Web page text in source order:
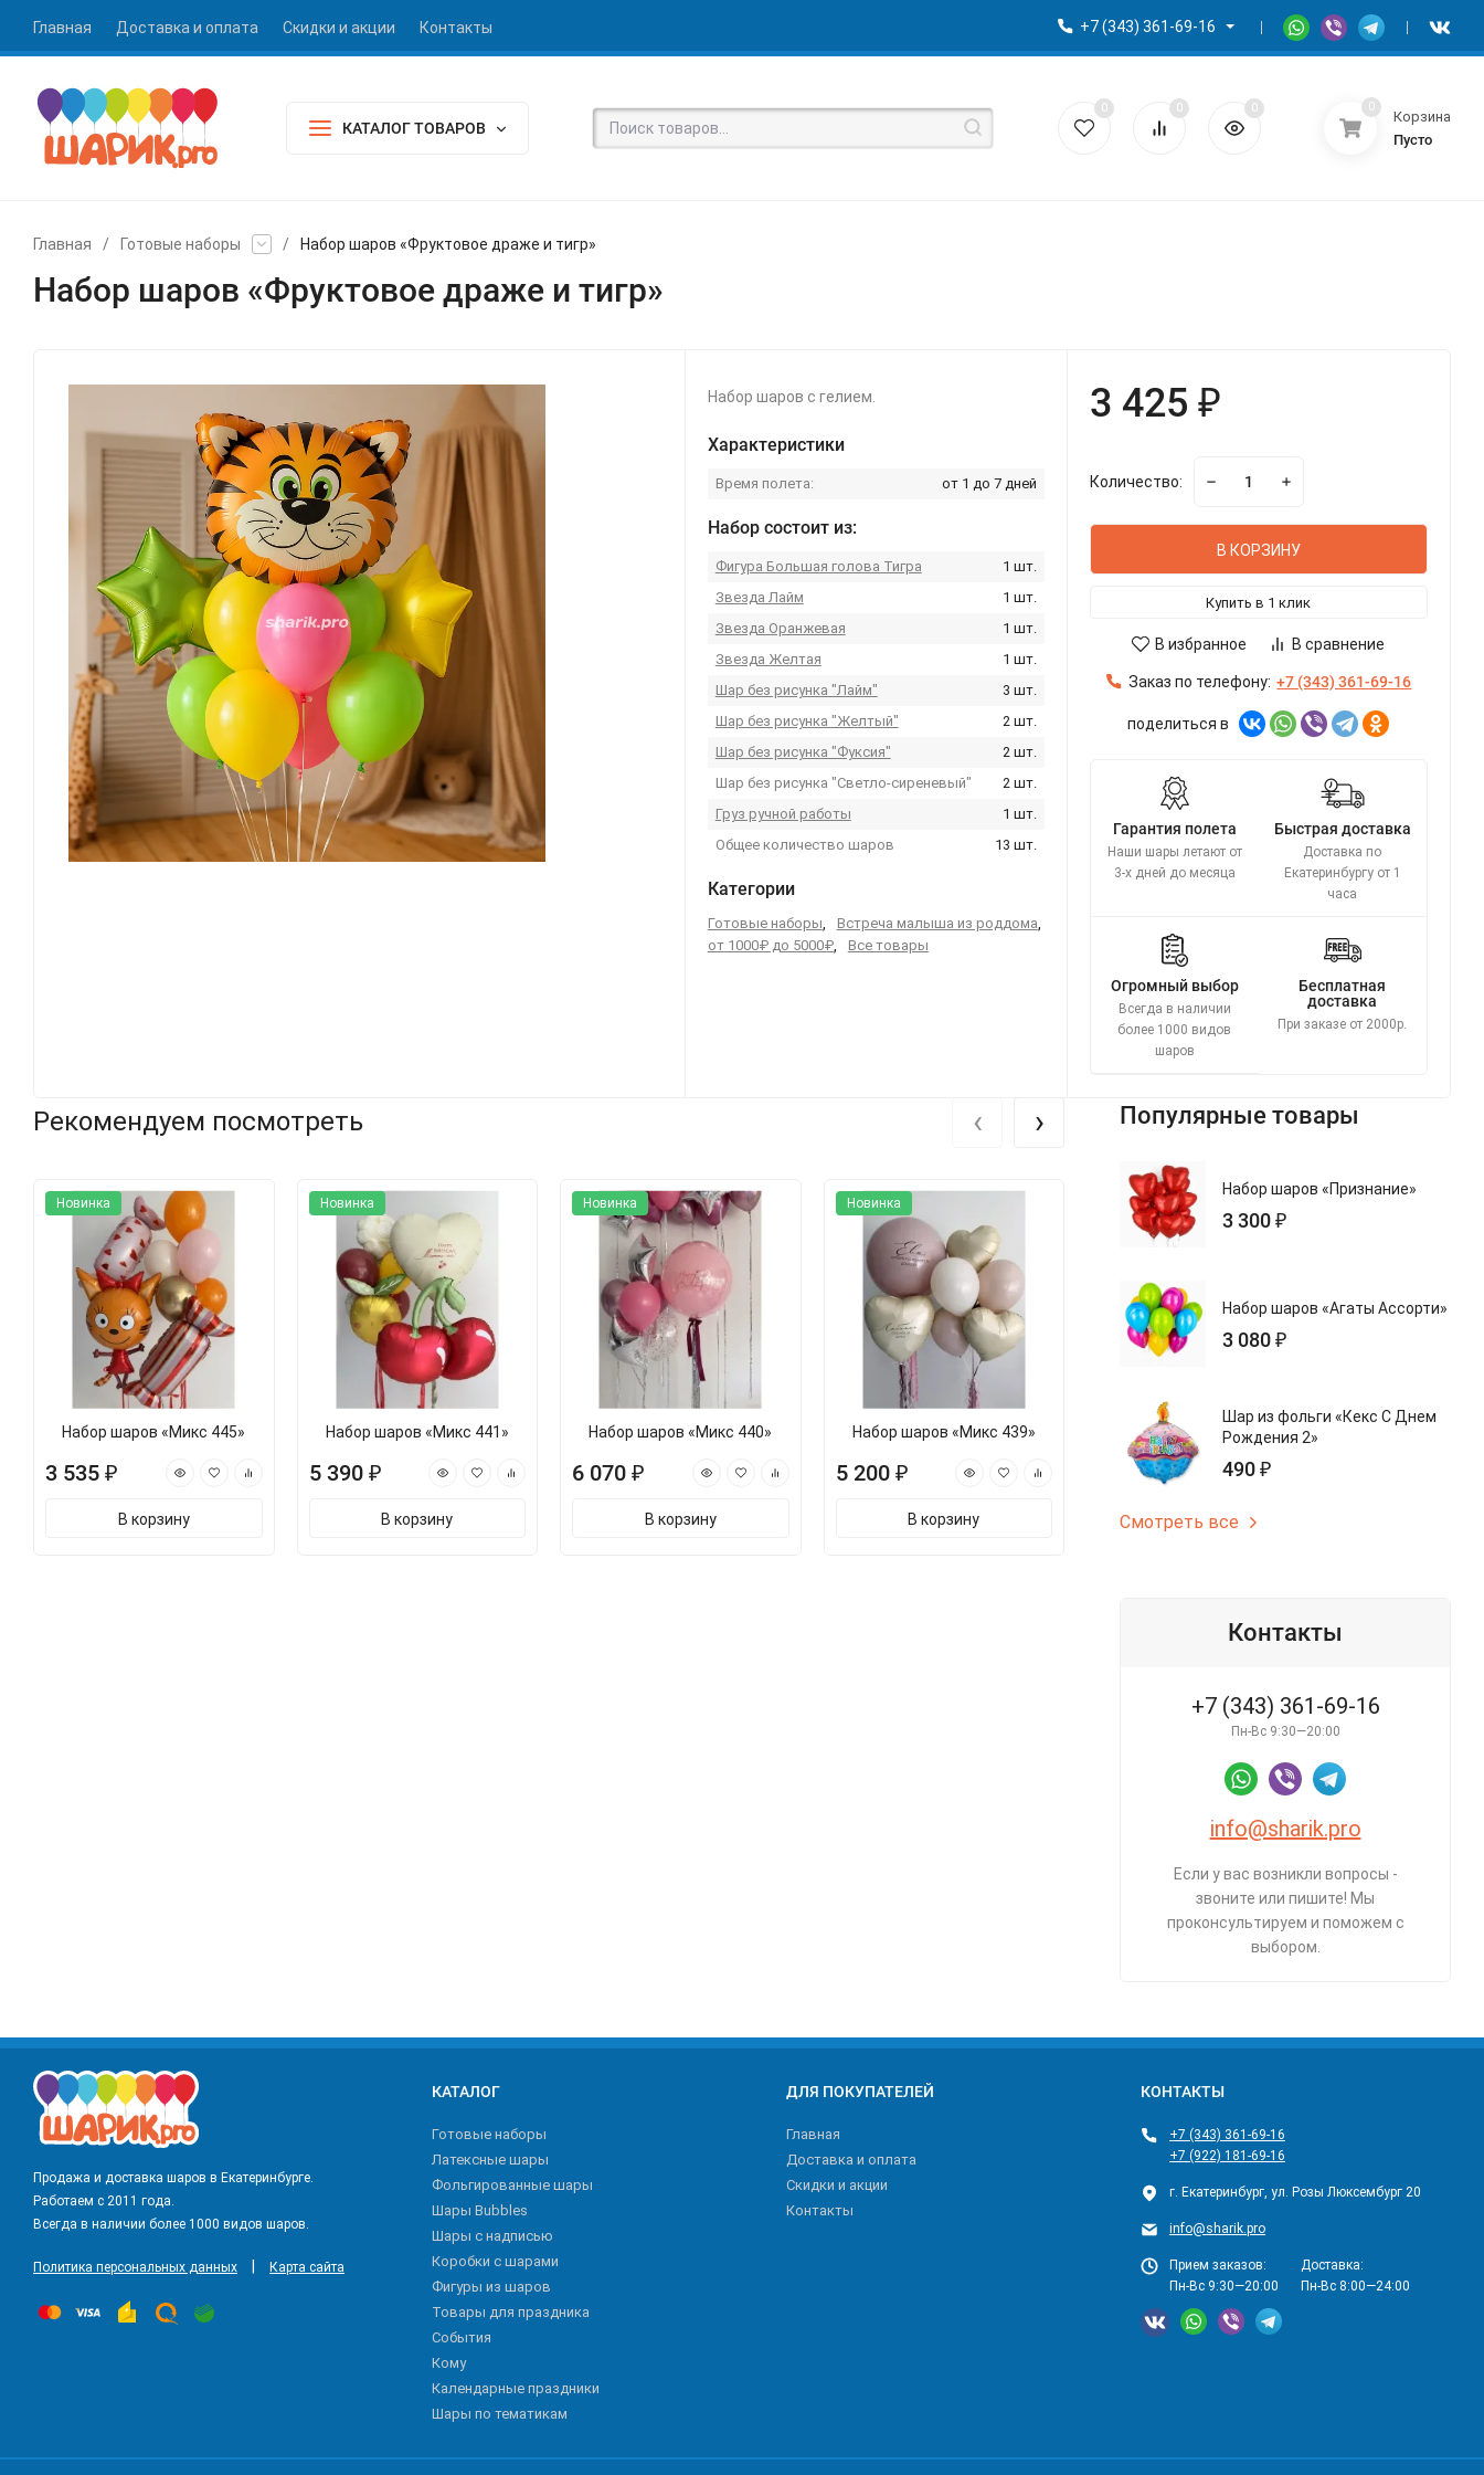
Главная Доставка и оплата Скидки и акции Контакты +7 (343) 361-69-16
КАТАЛОГ ТОВАРОВ
0 0 0 0
Корзина
Пусто
Главная / Готовые наборы / Набор шаров «Фруктовое драже и тигр»
Набор шаров «Фруктовое драже и тигр»
Набор шаров с гелием.
Характеристики
Время полета: от 1 до 7 дней
Набор состоит из:
Фигура Большая голова Тигра
1 шт.
Звезда Лайм
1 шт.
Звезда Оранжевая
1 шт.
Звезда Желтая
1 шт.
Шар без рисунка "Лайм"
3 шт.
Шар без рисунка "Желтый"
2 шт.
Шар без рисунка "Фуксия"
2 шт.
Шар без рисунка "Светло-сиреневый"
2 шт.
Груз ручной работы
1 шт.
Общее количество шаров
13 шт.
Категории
Готовые наборы, Встреча малыша из роддома,
от 1000₽ до 5000₽, Все товары
3 425 ₽
Количество:
В КОРЗИНУ
Купить в 1 клик
В избранное В сравнение
Заказ по телефону: +7 (343) 361-69-16
поделиться в
Гарантия полета
Наши шары летают от
3-х дней до месяца
Быстрая доставка
Доставка по
Екатеринбургу от 1
часа
Огромный выбор
Всегда в наличии
более 1000 видов
шаров
Бесплатная
доставка
При заказе от 2000р.
Рекомендуем посмотреть
Новинка
Набор шаров «Микс 445»
3 535 ₽
В корзину
Новинка
Набор шаров «Микс 441»
5 390 ₽
В корзину
Новинка
Набор шаров «Микс 440»
6 070 ₽
В корзину
Новинка
Набор шаров «Микс 439»
5 200 ₽
В корзину
Новинка
Набор шаров «Микс 437»
4 650 ₽
В корзину
Набор шаров
‹ › Популярные товары
Набор шаров «Признание»
3 300 ₽
Набор шаров «Агаты Ассорти»
3 080 ₽
Шар из фольги «Кекс С Днем
Рождения 2»
490 ₽
Смотреть все
Контакты
+7 (343) 361-69-16
Пн-Вс 9:30—20:00
info@sharik.pro
Если у вас возникли вопросы -
звоните или пишите! Мы
проконсультируем и поможем с
выбором.
Продажа и доставка шаров в Екатеринбурге.
Работаем с 2011 года.
Всегда в наличии более 1000 видов шаров.
Политика персональных данных Карта сайта
КАТАЛОГ
Готовые наборы
Латексные шары
Фольгированные шары
Шары Bubbles
Шары с надписью
Коробки с шарами
Фигуры из шаров
Товары для праздника
События
Кому
Календарные праздники
Шары по тематикам
ДЛЯ ПОКУПАТЕЛЕЙ
Главная
Доставка и оплата
Скидки и акции
Контакты
КОНТАКТЫ
+7 (343) 361-69-16
+7 (922) 181-69-16
г. Екатеринбург, ул. Розы Люксембург 20
info@sharik.pro
Прием заказов:
Пн-Вс 9:30—20:00
Доставка:
Пн-Вс 8:00—24:00